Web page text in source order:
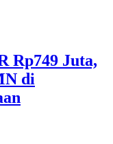
Rp749 Juta,
di